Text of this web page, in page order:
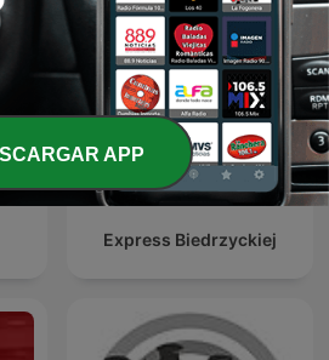
Express Biedrzyckiej
APP